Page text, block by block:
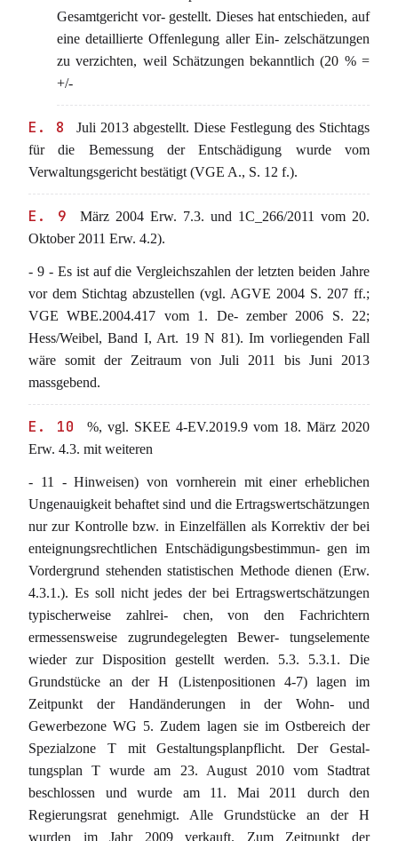
Gesamtgericht vor- gestellt. Dieses hat entschieden, auf
eine detaillierte Offenlegung aller Ein- zelschätzungen
zu verzichten, weil Schätzungen bekanntlich (20 % =
+/-
E. 8
Juli 2013 abgestellt. Diese Festlegung des Stichtags
für die Bemessung der Entschädigung wurde vom
Verwaltungsgericht bestätigt (VGE A., S. 12 f.).
E. 9
März 2004 Erw. 7.3. und 1C_266/2011 vom 20.
Oktober 2011 Erw. 4.2).
- 9 - Es ist auf die Vergleichszahlen der letzten beiden Jahre
vor dem Stichtag abzustellen (vgl. AGVE 2004 S. 207 ff.;
VGE WBE.2004.417 vom 1. De- zember 2006 S. 22;
Hess/Weibel, Band I, Art. 19 N 81). Im vorliegenden Fall
wäre somit der Zeitraum von Juli 2011 bis Juni 2013
massgebend.
E. 10
%, vgl. SKEE 4-EV.2019.9 vom 18. März 2020
Erw. 4.3. mit weiteren
- 11 - Hinweisen) von vornherein mit einer erheblichen
Ungenauigkeit behaftet sind und die Ertragswertschätzungen
nur zur Kontrolle bzw. in Einzelfällen als Korrektiv der bei
enteignungsrechtlichen Entschädigungsbestimmun- gen im
Vordergrund stehenden statistischen Methode dienen (Erw.
4.3.1.). Es soll nicht jedes der bei Ertragswertschätzungen
typischerweise zahlrei- chen, von den Fachrichtern
ermessensweise zugrundegelegten Bewer- tungselemente
wieder zur Disposition gestellt werden. 5.3. 5.3.1. Die
Grundstücke an der H (Listenpositionen 4-7) lagen im
Zeitpunkt der Handänderungen in der Wohn- und
Gewerbezone WG 5. Zudem lagen sie im Ostbereich der
Spezialzone T mit Gestaltungsplanpflicht. Der Gestal-
tungsplan T wurde am 23. August 2010 vom Stadtrat
beschlossen und wurde am 11. Mai 2011 durch den
Regierungsrat genehmigt. Alle Grundstücke an der H
wurden im Jahr 2009 verkauft. Zum Zeitpunkt der